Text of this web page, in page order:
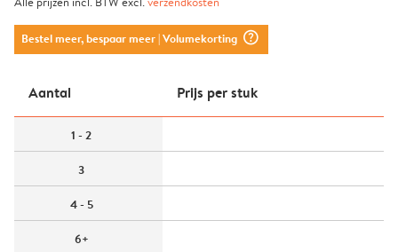
Bestel meer, bespaar meer| Volumekorting question_mark_circle
Aantal Prijs per stuk
1 - 2
3
4 - 5
6+